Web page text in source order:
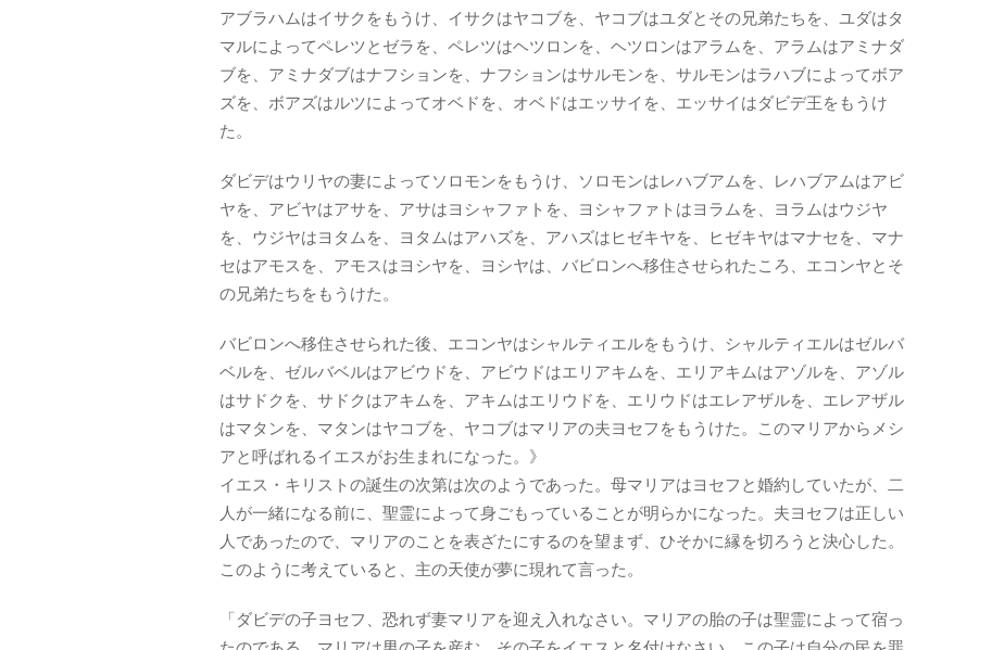
アブラハムはイサクをもうけ、イサクはヤコブを、ヤコブはユダとその兄弟たちを、ユダはタ
マルによってペレツとゼラを、ペレツはヘツロンを、ヘツロンはアラムを、アラムはアミナダ
ブを、アミナダブはナフションを、ナフションはサルモンを、サルモンはラハブによってボア
ズを、ボアズはルツによってオベドを、オベドはエッサイを、エッサイはダビデ王をもうけ
た。
ダビデはウリヤの妻によってソロモンをもうけ、ソロモンはレハブアムを、レハブアムはアビ
ヤを、アビヤはアサを、アサはヨシャファトを、ヨシャファトはヨラムを、ヨラムはウジヤ
を、ウジヤはヨタムを、ヨタムはアハズを、アハズはヒゼキヤを、ヒゼキヤはマナセを、マナ
セはアモスを、アモスはヨシヤを、ヨシヤは、バビロンへ移住させられたころ、エコンヤとそ
の兄弟たちをもうけた。
バビロンへ移住させられた後、エコンヤはシャルティエルをもうけ、シャルティエルはゼルバ
ベルを、ゼルバベルはアビウドを、アビウドはエリアキムを、エリアキムはアゾルを、アゾル
はサドクを、サドクはアキムを、アキムはエリウドを、エリウドはエレアザルを、エレアザル
はマタンを、マタンはヤコブを、ヤコブはマリアの夫ヨセフをもうけた。このマリアからメシ
アと呼ばれるイエスがお生まれになった。》
イエス・キリストの誕生の次第は次のようであった。母マリアはヨセフと婚約していたが、二
人が一緒になる前に、聖霊によって身ごもっていることが明らかになった。夫ヨセフは正しい
人であったので、マリアのことを表ざたにするのを望まず、ひそかに縁を切ろうと決心した。
このように考えていると、主の天使が夢に現れて言った。
「ダビデの子ヨセフ、恐れず妻マリアを迎え入れなさい。マリアの胎の子は聖霊によって宿っ